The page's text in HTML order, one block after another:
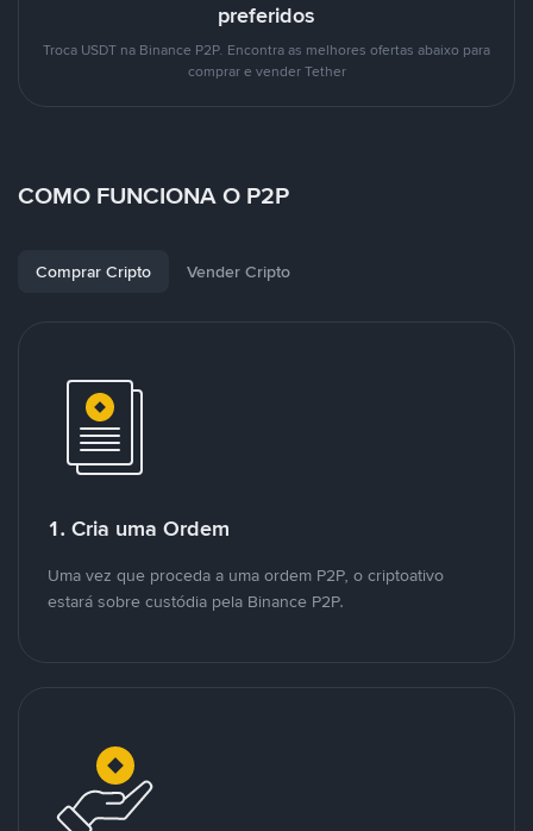
preferidos
Troca USDT na Binance P2P. Encontra as melhores ofertas abaixo para
comprar e vender Tether
COMO FUNCIONA O P2P
Comprar Cripto Vender Cripto
1. Cria uma Ordem
Uma vez que proceda a uma ordem P2P, o criptoativo
estará sobre custódia pela Binance P2P.